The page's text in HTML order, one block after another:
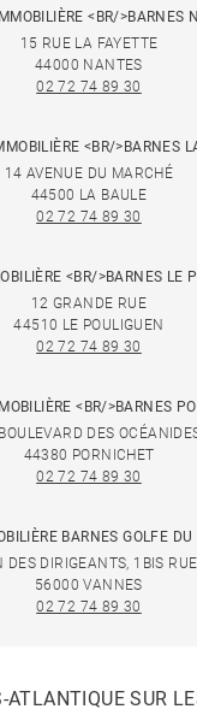
<BR/>BARNES
15 RUE LA FAYETTE
44000 NANTES
02 72 74 89 30
<BR/>BARNES
14 AVENUE DU MARCHÉ
44500 LA BAULE
02 72 74 89 30
<BR/>BARNES LE
12 GRANDE RUE
44510 LE POULIGUEN
02 72 74 89 30
<BR/>BARNES
DES
44380 PORNICHET
02 72 74 89 30
BARNES GOLFE
DES DIRIGEANTS, 1BIS
56000 VANNES
02 72 74 89 30
ATLANTIQUE SUR